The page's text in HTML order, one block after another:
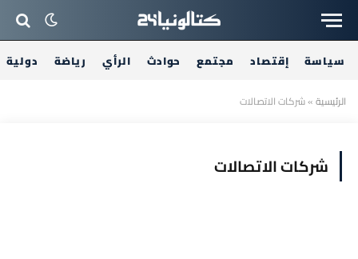
سياسة إقتصاد مجتمع حوادث الرأي رياضة دولية
الرئيسية»شركات الاتصالات
شركات الاتصالات